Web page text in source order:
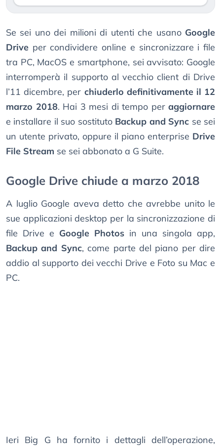
Se sei uno dei milioni di utenti che usano Google
Drive per condividere online e sincronizzare i file
tra PC, MacOS e smartphone, sei avvisato: Google
interromperà il supporto al vecchio client di Drive
l’11 dicembre, per chiuderlo definitivamente il 12
marzo 2018. Hai 3 mesi di tempo per aggiornare
e installare il suo sostituto Backup and Sync se sei
un utente privato, oppure il piano enterprise Drive
File Stream se sei abbonato a G Suite.
Google Drive chiude a marzo 2018
A luglio Google aveva detto che avrebbe unito le
sue applicazioni desktop per la sincronizzazione di
file Drive e Google Photos in una singola app,
Backup and Sync, come parte del piano per dire
addio al supporto dei vecchi Drive e Foto su Mac e
PC.
Ieri Big G ha fornito i dettagli dell’operazione,